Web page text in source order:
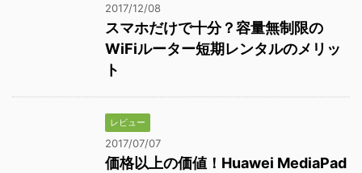
2017/12/08
スマホだけで十分？容量無制限の
WiFiルーター短期レンタルのメリッ
ト
レビュー
2017/07/07
価格以上の価値！Huawei MediaPad